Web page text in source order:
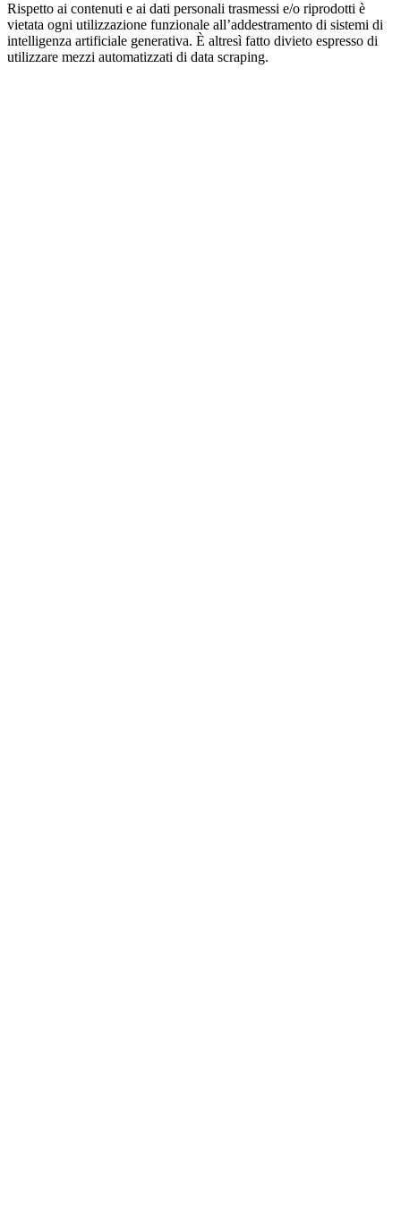
Rispetto ai contenuti e ai dati personali trasmessi e/o riprodotti è
vietata ogni utilizzazione funzionale all’addestramento di sistemi di
intelligenza artificiale generativa. È altresì fatto divieto espresso di
utilizzare mezzi automatizzati di data scraping.